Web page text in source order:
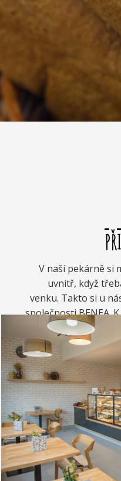
V naší pekárně si
uvnitř, když
venku. Takto si u
společnosti BENEA.
kávou. Nebo si